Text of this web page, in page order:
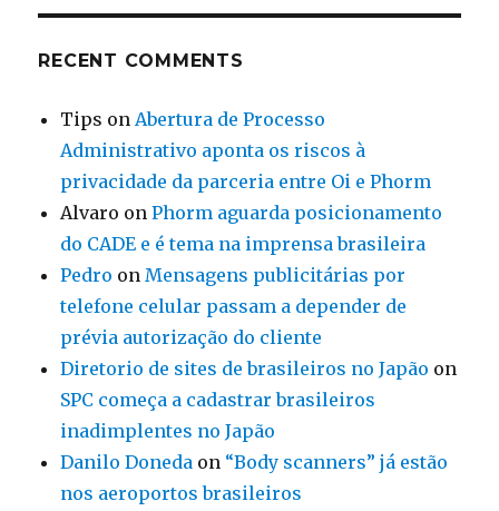
RECENT COMMENTS
Tips onAbertura de Processo
Administrativo aponta os riscos à
privacidade da parceria entre Oi e Phorm
Alvaro onPhorm aguarda posicionamento
do CADE e é tema na imprensa brasileira
Pedro onMensagens publicitárias por
telefone celular passam a depender de
prévia autorização do cliente
Diretorio de sites de brasileiros no Japão on
SPC começa a cadastrar brasileiros
inadimplentes no Japão
Danilo Doneda on “Body scanners” já estão
nos aeroportos brasileiros